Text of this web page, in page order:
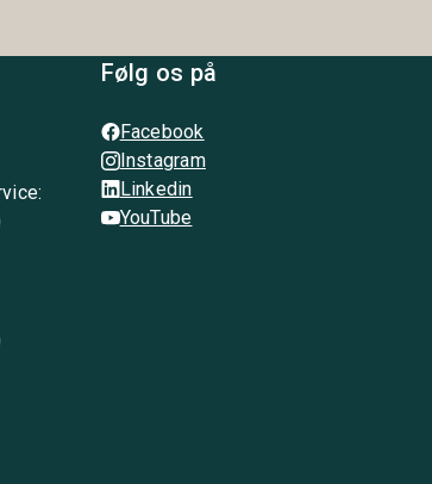
Følg os på
Facebook
Instagram
Linkedin
YouTube